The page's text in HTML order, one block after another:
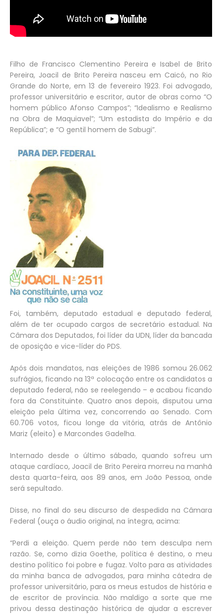
Filho de Francisco Clementino Pereira e Isabel de Brito
Pereira, Joacil de Brito Pereira nasceu em Caicó, no Rio
Grande do Norte, em 13 de fevereiro 1923. Foi advogado,
professor universitário e escritor, autor de obras como “O
homem público Afonso Campos”; “Idealismo e Realismo
na Obra de Maquiavel”; “Um estadista do Império e da
República”; e “O gentil homem de Sabugi”.
Foi, também, deputado estadual e deputado federal,
além de ter ocupado cargos de secretário estadual. Na
Câmara dos Deputados, foi líder da UDN, líder da bancada
de oposição e vice-líder do PDS.
Após dois mandatos, nas eleições de 1986 somou 26.062
sufrágios, ficando na 13ª colocação entre os candidatos a
deputado federal, não se reelegendo – e acabou ficando
fora da Constituinte. Quatro anos depois, disputou uma
eleição pela última vez, concorrendo ao Senado. Com
60.706 votos, ficou longe da vitória, atrás de Antônio
Mariz (eleito) e Marcondes Gadelha.
Internado desde o último sábado, quando sofreu um
ataque cardíaco, Joacil de Brito Pereira morreu na manhã
desta quarta-feira, aos 89 anos, em João Pessoa, onde
será sepultado.
Disse, no final do seu discurso de despedida na Câmara
Federal (ouça o áudio original, na íntegra, acima:
“Perdi a eleição. Quem perde não tem desculpa nem
razão. Se, como dizia Goethe, política é destino, o meu
destino político foi pobre e fugaz. Volto para as atividades
da minha banca de advogados, para minha cátedra de
professor universitário, para os meus estudos de história e
de escritor de província. Não maldigo a sorte que me
privou dessa destinação histórica de ajudar a escrever